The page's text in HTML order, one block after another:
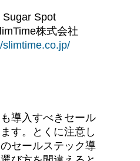
Spot
株式会社
slimtime.co.jp/
導入すべきセール
す。とくに注意し
セールステック導